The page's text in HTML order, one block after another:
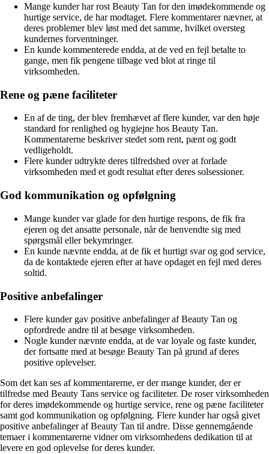
Mange kunder har rost Beauty Tan for den imødekommende og
hurtige service, de har modtaget. Flere kommentarer nævner, at
deres problemer blev løst med det samme, hvilket oversteg
kundernes forventninger.
En kunde kommenterede endda, at de ved en fejl betalte to
gange, men fik pengene tilbage ved blot at ringe til
virksomheden.
Rene og pæne faciliteter
En af de ting, der blev fremhævet af flere kunder, var den høje
standard for renlighed og hygiejne hos Beauty Tan.
Kommentarerne beskriver stedet som rent, pænt og godt
vedligeholdt.
Flere kunder udtrykte deres tilfredshed over at forlade
virksomheden med et godt resultat efter deres solsessioner.
God kommunikation og opfølgning
Mange kunder var glade for den hurtige respons, de fik fra
ejeren og det ansatte personale, når de henvendte sig med
spørgsmål eller bekymringer.
En kunde nævnte endda, at de fik et hurtigt svar og god service,
da de kontaktede ejeren efter at have opdaget en fejl med deres
soltid.
Positive anbefalinger
Flere kunder gav positive anbefalinger af Beauty Tan og
opfordrede andre til at besøge virksomheden.
Nogle kunder nævnte endda, at de var loyale og faste kunder,
der fortsatte med at besøge Beauty Tan på grund af deres
positive oplevelser.
Som det kan ses af kommentarerne, er der mange kunder, der er
tilfredse med Beauty Tans service og faciliteter. De roser virksomheden
for deres imødekommende og hurtige service, rene og pæne faciliteter
samt god kommunikation og opfølgning. Flere kunder har også givet
positive anbefalinger af Beauty Tan til andre. Disse gennemgående
temaer i kommentarerne vidner om virksomhedens dedikation til at
levere en god oplevelse for deres kunder.